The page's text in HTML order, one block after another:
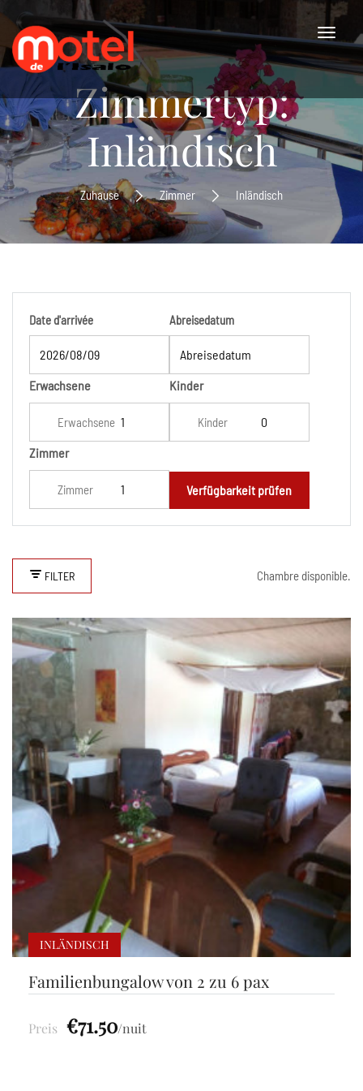
Zimmertyp:
Inländisch
Zuhause Zimmer Inländisch
Date d'arrivée Abreisedatum
Erwachsene
Erwachsene
Kinder
Kinder
Zimmer
Zimmer Verfügbarkeit prüfen
FILTER Chambre disponible.
Familienbungalow von 2 zu 6 pax
INLÄNDISCH
Preis €71.50 nuit